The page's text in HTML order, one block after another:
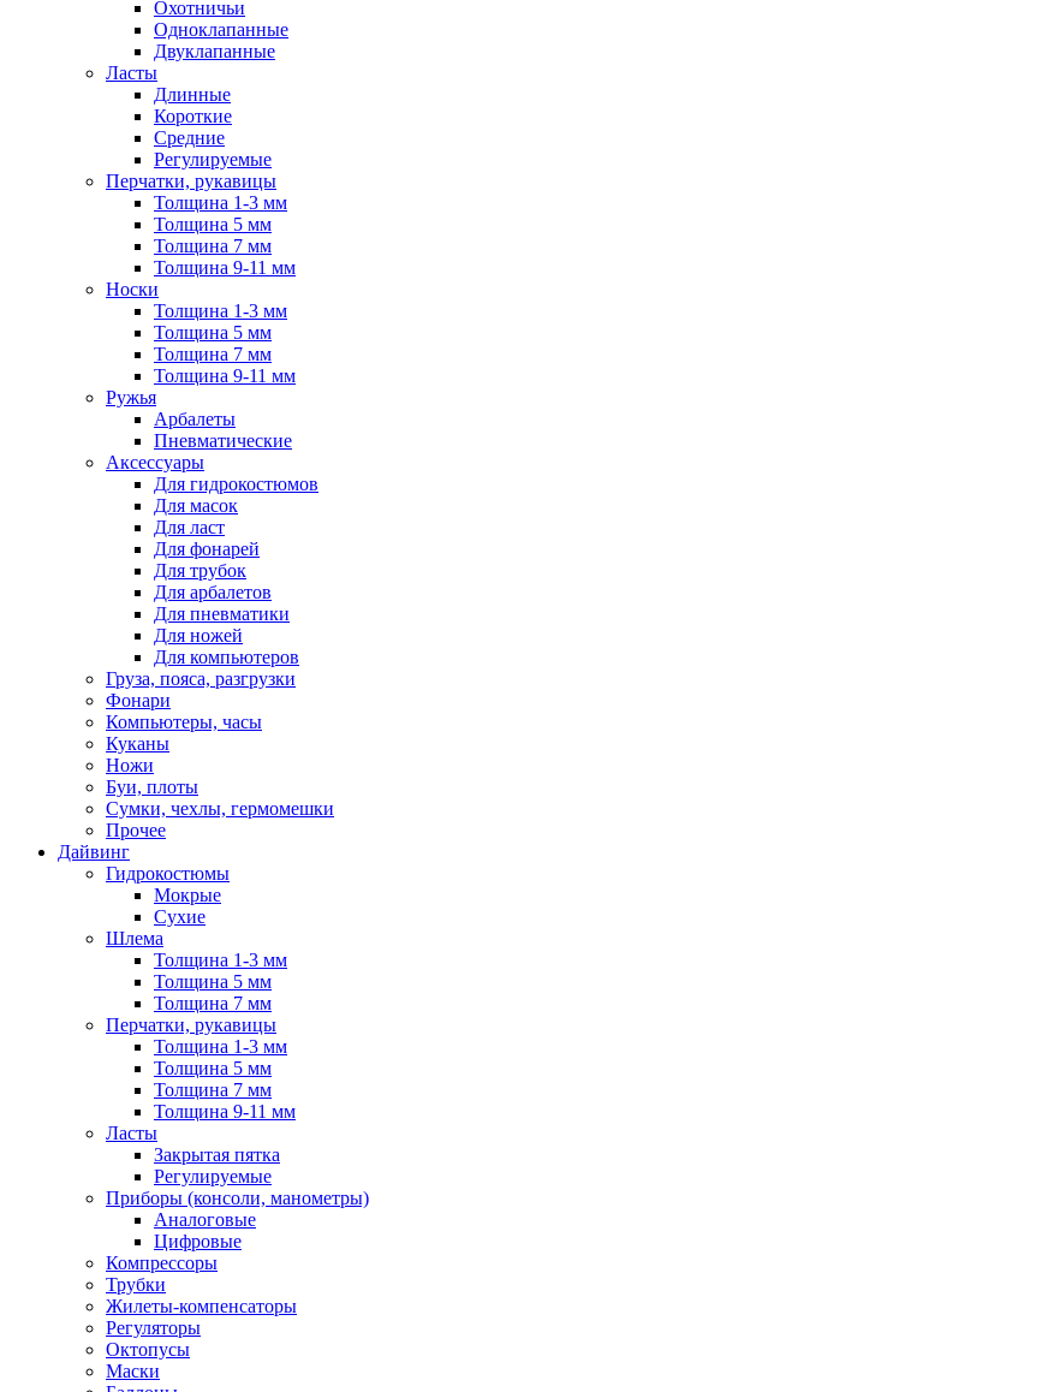
Охотничьи
Одноклапанные
Двуклапанные
Ласты
Длинные
Короткие
Средние
Регулируемые
Перчатки, рукавицы
Толщина 1-3 мм
Толщина 5 мм
Толщина 7 мм
Толщина 9-11 мм
Носки
Толщина 1-3 мм
Толщина 5 мм
Толщина 7 мм
Толщина 9-11 мм
Ружья
Арбалеты
Пневматические
Аксессуары
Для гидрокостюмов
Для масок
Для ласт
Для фонарей
Для трубок
Для арбалетов
Для пневматики
Для ножей
Для компьютеров
Груза, пояса, разгрузки
Фонари
Компьютеры, часы
Куканы
Ножи
Буи, плоты
Сумки, чехлы, гермомешки
Прочее
Дайвинг
Гидрокостюмы
Мокрые
Сухие
Шлема
Толщина 1-3 мм
Толщина 5 мм
Толщина 7 мм
Перчатки, рукавицы
Толщина 1-3 мм
Толщина 5 мм
Толщина 7 мм
Толщина 9-11 мм
Ласты
Закрытая пятка
Регулируемые
Приборы (консоли, манометры)
Аналоговые
Цифровые
Компрессоры
Трубки
Жилеты-компенсаторы
Регуляторы
Октопусы
Маски